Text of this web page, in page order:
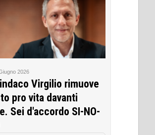
2026
Virgilio rimuove
pro vita davanti
Sei d'accordo SI-NO-